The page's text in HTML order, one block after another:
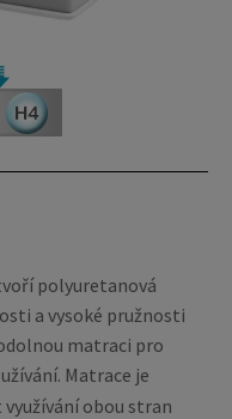
polyuretanová
a vysoké pružnosti
matraci pro
Matrace je
využívání obou stran